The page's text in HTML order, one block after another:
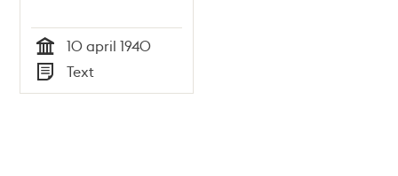
Tid
10 april 1940
Typ
Text